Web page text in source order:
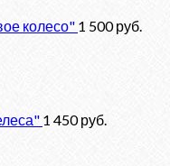
колесо" 1 500руб.
1 450руб.